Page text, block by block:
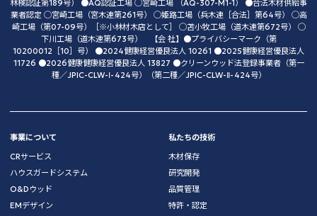
林検認証第189号） ●AQ認証工場 ◯宮崎工場 （AQ-307-M1-1） ●合法木材供給事
業者認定 ◯宮崎工場（宮木連第261号） ◯姫路工場（兵木連［合法］第64号） ◯高
崎工場（第07-09号）［※小林材木店として］ ◯苫小牧工場（道木連第672号） ◯
下川工場（道木連第673号） 【会 社】●プライバシーマーク（第
10200012［10］号） ●2024健康経営優良法人 10261 ●2025健康経営優良法人
11726 ●2026健康健康経営優良法人 13827 ●クリーンウッド法登録事業者（第一
種／JPIC-CLW-Ⅰ-424号）（第二種／JPIC-CLW-Ⅱ-424号）
事業について
CRサービス
ハウスガードシステム
O&Dウッド
EMデザイン
私たちの技術
木材保存
研究開発
品質管理
特許・認定